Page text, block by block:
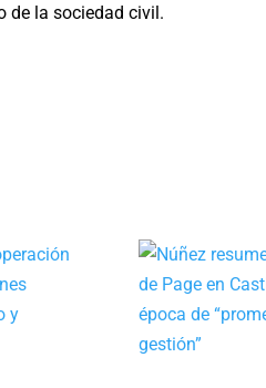
de la sociedad civil.